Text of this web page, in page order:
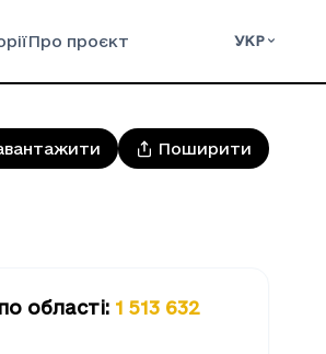
Про проєкт УКР
Поширити
по області: 1 513 632